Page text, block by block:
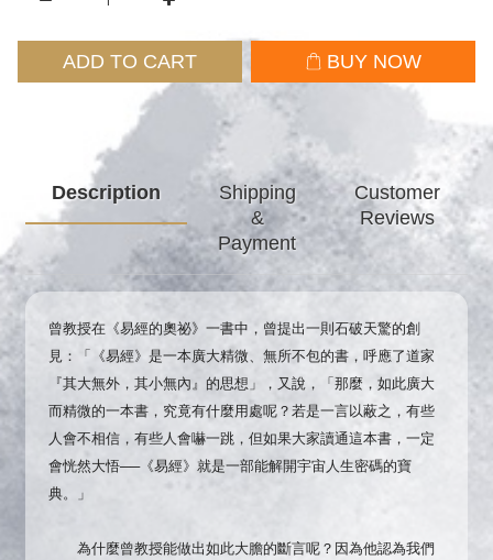
ADD TO CART BUY NOW
Description
Shipping
&
Payment
Customer
Reviews
曾教授在《易經的奧祕》一書中，曾提出一則石破天驚的創
見：「《易經》是一本廣大精微、無所不包的書，呼應了道家
『其大無外，其小無內』的思想」，又說，「那麼，如此廣大
而精微的一本書，究竟有什麼用處呢？若是一言以蔽之，有些
人會不相信，有些人會嚇一跳，但如果大家讀通這本書，一定
會恍然大悟──《易經》就是一部能解開宇宙人生密碼的寶
典。」
為什麼曾教授能做出如此大膽的斷言呢？因為他認為我們